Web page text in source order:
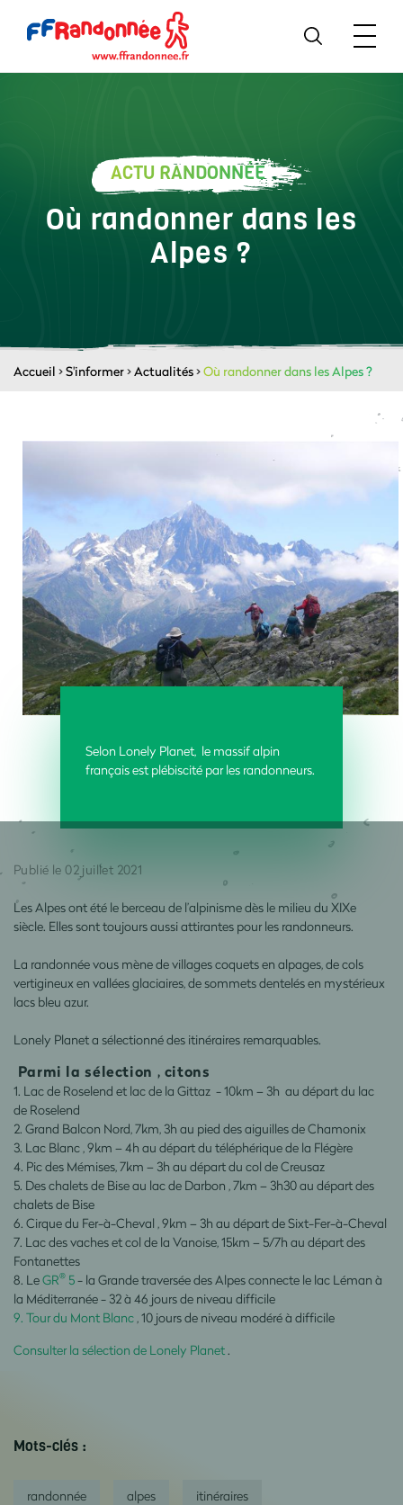
ACTU RANDONNÉE
Où randonner dans les
Alpes ?
Accueil >S'informer>Actualités>Où randonner dans les Alpes ?
Selon Lonely Planet, le massif alpin
français est plébiscité par les randonneurs.
Publié le 02 juillet 2021
Les Alpes ont été le berceau de l’alpinisme dès le milieu du XIXe
siècle. Elles sont toujours aussi attirantes pour les randonneurs.
La randonnée vous mène de villages coquets en alpages, de cols
vertigineux en vallées glaciaires, de sommets dentelés en mystérieux
lacs bleu azur.
Lonely Planet a sélectionné des itinéraires remarquables.
Parmi la sélection , citons
1. Lac de Roselend et lac de la Gittaz - 10km – 3h au départ du lac
de Roselend
2. Grand Balcon Nord, 7km, 3h au pied des aiguilles de Chamonix
3. Lac Blanc , 9km – 4h au départ du téléphérique de la Flégère
4. Pic des Mémises, 7km – 3h au départ du col de Creusaz
5. Des chalets de Bise au lac de Darbon , 7km – 3h30 au départ des
chalets de Bise
6. Cirque du Fer-à-Cheval , 9km – 3h au départ de Sixt-Fer-à-Cheval
7. Lac des vaches et col de la Vanoise, 15km – 5/7h au départ des
Fontanettes
8. LeGR® 5- la Grande traversée des Alpes connecte le lac Léman à
la Méditerranée - 32 à 46 jours de niveau difficile
9. Tour du Mont Blanc, 10 jours de niveau modéré à difficile
Consulter la sélection de Lonely Planet.
Mots-clés :
randonnée alpes itinéraires